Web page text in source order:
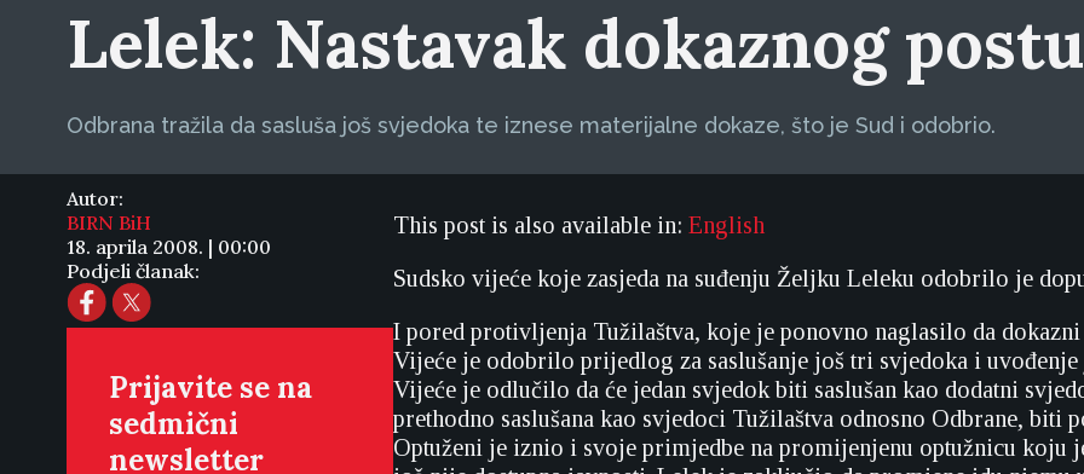
Lelek: Nastavak dokaznog
Odbrana tražila da sasluša još svjedoka te iznese materijalne dokaze, što je Sud i odobrio.
Autor:
BIRN BiH
18. aprila 2008. | 00:00
Podjeli članak:
Prijavite se na
sedmični
newsletter
This post is also available in: English
Sudsko vijeće koje zasjeda na suđenju Željku Leleku odobrilo je
I pored protivljenja Tužilaštva, koje je ponovno naglasilo da
Vijeće je odobrilo prijedlog za saslušanje još tri svjedoka i
Vijeće je odlučilo da će jedan svjedok biti saslušan kao dodatni
prethodno saslušana kao svjedoci Tužilaštva odnosno Odbrane, biti
Optuženi je iznio i svoje primjedbe na promijenjenu optužnicu koju